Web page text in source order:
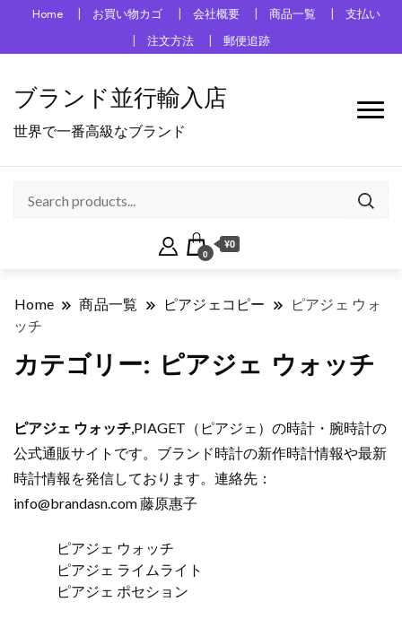
Home お買い物カゴ 会社概要 商品一覧
支払い
注文方法
郵便追跡
ブランド並行輸入店
世界で一番高級なブランド
0
¥0
Home 商品一覧 ピアジェコピー
ピアジェ ウォ
ッチ
カテゴリー: ピアジェ ウォッチ
ピアジェ ウォッチ,PIAGET（ピアジェ）の時計・腕時計の
公式通販サイトです。ブランド時計の新作時計情報や最新
時計情報を発信しております。連絡先：
info@brandasn.com藤原惠子
ピアジェ ウォッチ
ピアジェ ライムライト
ピアジェ ポセション